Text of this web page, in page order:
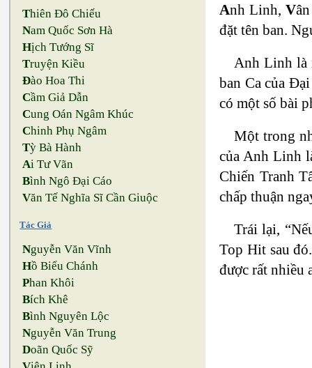
Thiên Đô Chiếu
Nam Quốc Sơn Hà
Hịch Tướng Sĩ
Truyện Kiều
Đào Hoa Thi
Cầm Giả Dẫn
Cung Oán Ngâm Khúc
Chinh Phụ Ngâm
Tỳ Bà Hành
Ai Tư Vãn
Bình Ngô Đại Cáo
Văn Tế Nghĩa Sĩ Cần Giuộc
Tác Giả
Nguyễn Văn Vĩnh
Hồ Biểu Chánh
Phan Khôi
Bích Khê
Bình Nguyên Lộc
Nguyễn Văn Trung
Doãn Quốc Sỹ
Anh Linh, V
đặt tên ban.
Anh Linh là
ban Ca của
có một số bài
Một trong
của Anh Linh
Chiến Tranh
chấp thuận
Trái lại,
Top Hit sau
được rất nhiều